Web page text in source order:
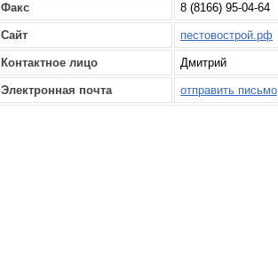
Факс 8 (8166) 95-04-64
Сайт пестовострой.рф
Контактное лицо Дмитрий
Электронная почта отправить письмо